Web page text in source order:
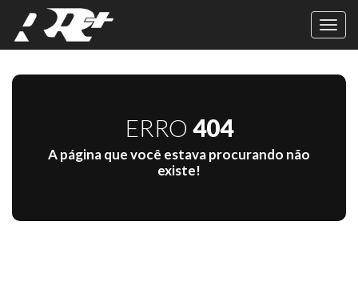
ERRO404
A página que você estava procurando não
existe!